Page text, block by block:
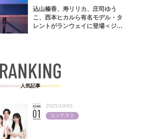
込山榛香、寿リリカ、庄司ゆう
こ、西本ヒカルら有名モデル・タ
レントがランウェイに登場＜ジャ
人気記事
2025/10/03
コンテスト